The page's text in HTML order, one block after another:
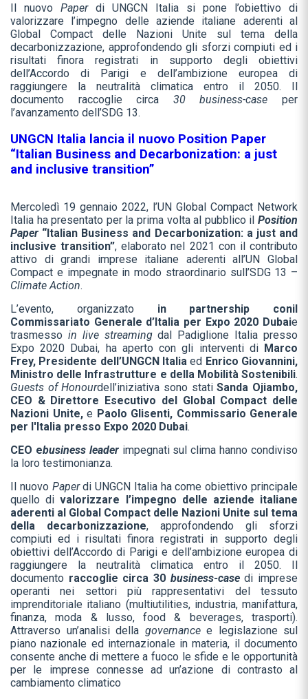
Il nuovo Paperdi UNGCN Italia si pone l’obiettivo di
valorizzare l’impegno delle aziende italiane aderenti al
Global Compact delle Nazioni Unite sul tema della
decarbonizzazione, approfondendo gli sforzi compiuti ed i
risultati finora registrati in supporto degli obiettivi
dell’Accordo di Parigi e dell’ambizione europea di
raggiungere la neutralità climatica entro il 2050. Il
documento raccoglie circa 30 business-case per
l’avanzamento dell’SDG 13.
UNGCN Italia lancia il nuovo Position Paper
“Italian Business and Decarbonization: a just
and inclusive transition”
Mercoledì 19 gennaio 2022, l’UN Global Compact Network
Italia ha presentato per la prima volta al pubblico il Position
Paper “Italian Business and Decarbonization: a just and
inclusive transition”, elaborato nel 2021 con il contributo
attivo di grandi imprese italiane aderenti all’UN Global
Compact e impegnate in modo straordinario sull’SDG 13 –
Climate Action.
L’evento, organizzatoin partnership conil
Commissariato Generale d’Italia per Expo 2020 Dubaie
trasmesso in live streamingdal Padiglione Italia presso
Expo 2020 Dubai, ha aperto con gli interventi di Marco
Frey, Presidente dell’UNGCN Italia ed Enrico Giovannini,
Ministro delle Infrastrutture e della Mobilità Sostenibili.
Guests of Honourdell’iniziativa sono statiSanda Ojiambo,
CEO & Direttore Esecutivo del Global Compact delle
Nazioni Unite,e Paolo Glisenti, Commissario Generale
per l'Italia presso Expo 2020 Dubai.
CEO ebusiness leaderimpegnati sul clima hanno condiviso
la loro testimonianza.
Il nuovo Paperdi UNGCN Italia ha come obiettivo principale
quello divalorizzare l’impegno delle aziende italiane
aderenti al Global Compact delle Nazioni Unite sul tema
della decarbonizzazione, approfondendo gli sforzi
compiuti ed i risultati finora registrati in supporto degli
obiettivi dell’Accordo di Parigi e dell’ambizione europea di
raggiungere la neutralità climatica entro il 2050. Il
documento raccoglie circa 30 business-casedi imprese
operanti nei settori più rappresentativi del tessuto
imprenditoriale italiano (multiutilities, industria, manifattura,
finanza, moda & lusso, food & beverages, trasporti).
Attraverso un’analisi della governancee legislazione sul
piano nazionale ed internazionale in materia, il documento
consente anche di mettere a fuoco le sfide e le opportunità
per le imprese connesse ad un’azione di contrasto al
cambiamento climatico